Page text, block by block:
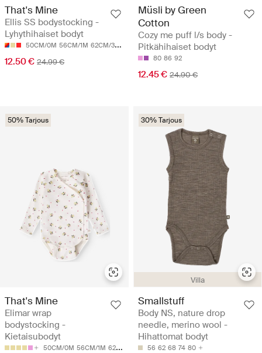
That's Mine
Ellis SS bodystocking -
Lyhythihaiset bodyt
50CM/0M 56CM/1M 62CM/3M 68CM/6M 74CM/9M
12.50 € 24.99 €
Müsli by Green
Cotton
Cozy me puff l/s body -
Pitkähihaiset bodyt
80 86 92
12.45 € 24.90 €
50% Tarjous
That's Mine
Elimar wrap
bodystocking -
Kietaisubodyt
50CM/0M 56CM/1M 62CM/3M 68CM/6M
Villa
30% Tarjous
Smallstuff
Body NS, nature drop
needle, merino wool -
Hihattomat bodyt
56 62 68 74 80